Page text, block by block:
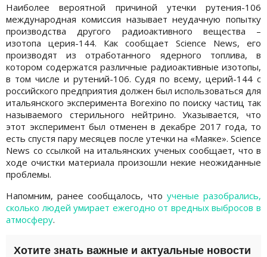
Наиболее вероятной причиной утечки рутения-106
международная комиссия называет неудачную попытку
производства другого радиоактивного вещества –
изотопа церия-144. Как сообщает Science News, его
производят из отработанного ядерного топлива, в
котором содержатся различные радиоактивные изотопы,
в том числе и рутений-106. Судя по всему, церий-144 с
российского предприятия должен был использоваться для
итальянского эксперимента Borexino по поиску частиц так
называемого стерильного нейтрино. Указывается, что
этот эксперимент был отменен в декабре 2017 года, то
есть спустя пару месяцев после утечки на «Маяке». Science
News со ссылкой на итальянских ученых сообщает, что в
ходе очистки материала произошли некие неожиданные
проблемы.
Напомним, ранее сообщалось, что ученые разобрались,
сколько людей умирает ежегодно от вредных выбросов в
атмосферу.
Хотите знать важные и актуальные новости